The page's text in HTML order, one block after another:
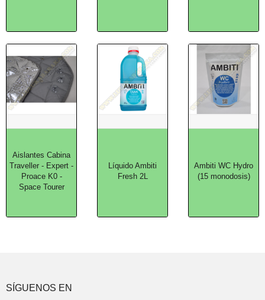
Aislantes Cabina
Traveller - Expert -
Proace K0 -
Space Tourer
Líquido Ambiti
Fresh 2L
Ambiti WC Hydro
(15 monodosis)
SÍGUENOS EN